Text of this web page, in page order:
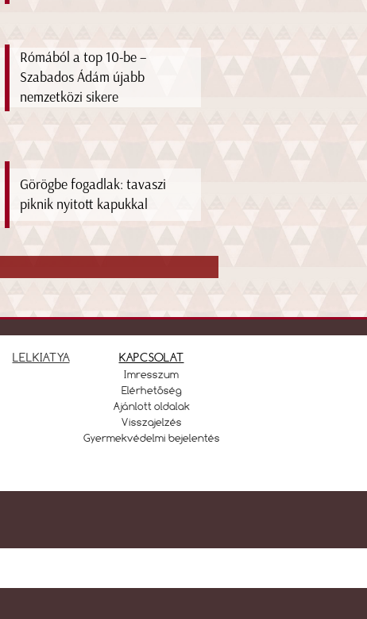
Rómából a top 10-be –
Szabados Ádám újabb
nemzetközi sikere
Görögbe fogadlak: tavaszi
piknik nyitott kapukkal
LELKIATYA KAPCSOLAT
Imresszum
Elérhetőség
Ajánlott oldalak
Visszajelzés
Gyermekvédelmi bejelentés